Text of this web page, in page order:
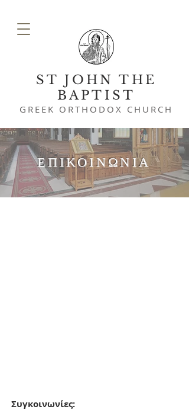
ST JOHN THE
BAPTIST
GREEK ORTHODOX CHURCH
ΕΠΙΚΟΙΝΩΝΙΑ
Συγκοινωνίες: